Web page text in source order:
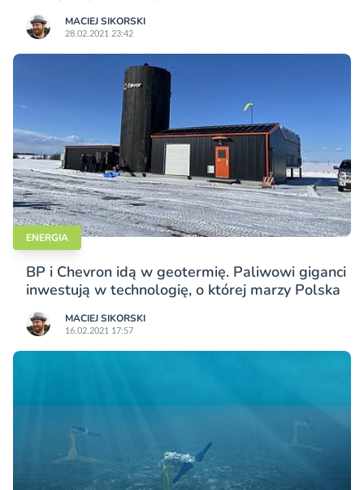
MACIEJ SIKORSKI
28.02.2021 23:42
ENERGIA
BP i Chevron idą w geotermię. Paliwowi giganci
inwestują w technologię, o której marzy Polska
MACIEJ SIKORSKI
16.02.2021 17:57